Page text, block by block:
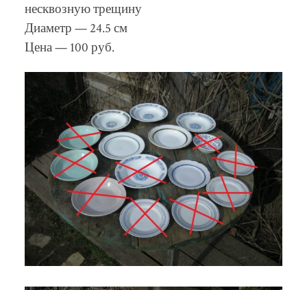
несквозную трещину
Диаметр — 24.5 см
Цена — 100 руб.